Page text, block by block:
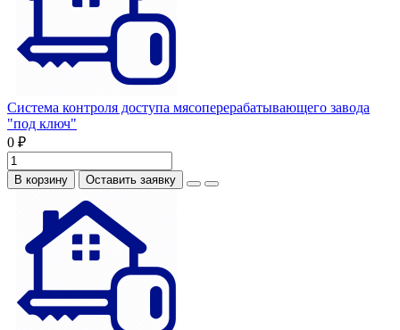
Система контроля доступа мясоперерабатывающего завода
"под ключ"
0 ₽
В корзину Оставить заявку